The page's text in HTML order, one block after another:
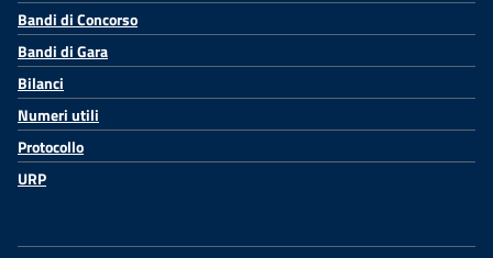
Bandi di Concorso
Bandi di Gara
Bilanci
Numeri utili
Protocollo
URP